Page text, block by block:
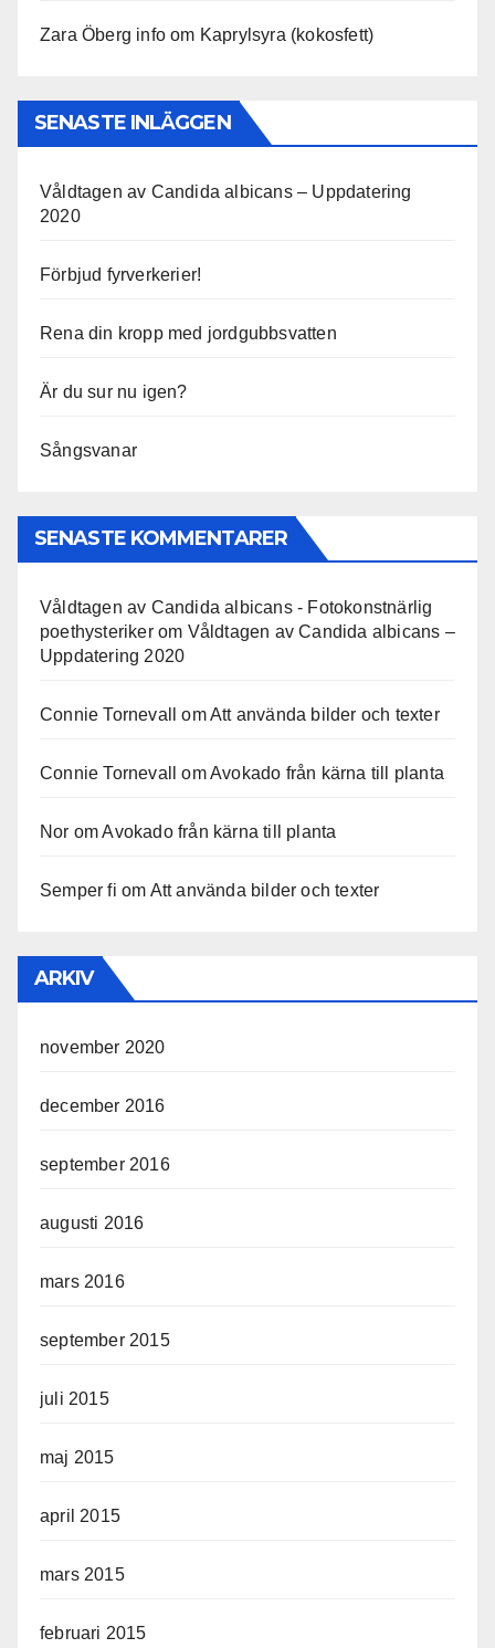
Zara Öberg info om Kaprylsyra (kokosfett)
SENASTE INLÄGGEN
Våldtagen av Candida albicans – Uppdatering
2020
Förbjud fyrverkerier!
Rena din kropp med jordgubbsvatten
Är du sur nu igen?
Sångsvanar
SENASTE KOMMENTARER
Våldtagen av Candida albicans - Fotokonstnärlig
poethysterikerom Våldtagen av Candida albicans –
Uppdatering 2020
Connie Tornevall omAtt använda bilder och texter
Connie Tornevall omAvokado från kärna till planta
Nor omAvokado från kärna till planta
Semper fi om Att använda bilder och texter
ARKIV
november 2020
december 2016
september 2016
augusti 2016
mars 2016
september 2015
juli 2015
maj 2015
april 2015
mars 2015
februari 2015